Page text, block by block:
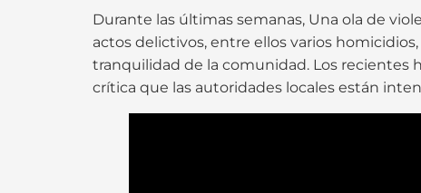
Durante las últimas semanas, Una ola de
actos delictivos, entre ellos varios
tranquilidad de la comunidad. Los recientes
crítica que las autoridades locales están